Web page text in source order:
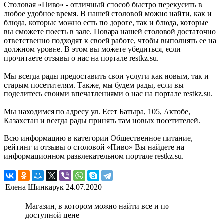
Столовая «Пиво» - отличный способ быстро перекусить в
любое удобное время. В нашей столовой можно найти, как и
блюда, которые можно есть по дороге, так и блюда, которые
вы сможете поесть в зале. Повара нашей столовой достаточно
ответственно подходят к своей работе, чтобы выполнять ее на
должном уровне. В этом вы можете убедиться, если
прочитаете отзывы о нас на портале restkz.su.
Мы всегда рады предоставить свои услуги как новым, так и
старым посетителям. Также, мы будем рады, если вы
поделитесь своими впечатлениями о нас на портале restkz.su.
Мы находимся по адресу ул. Есет Батыра, 105, Актобе,
Казахстан и всегда рады принять там новых посетителей.
Всю информацию в категории Общественное питание,
рейтинг и отзывы о столовой «Пиво» Вы найдете на
информационном развлекательном портале restkz.su.
Елена Шинкарук 24.07.2020
Магазин, в котором можно найти все и по
доступной цене